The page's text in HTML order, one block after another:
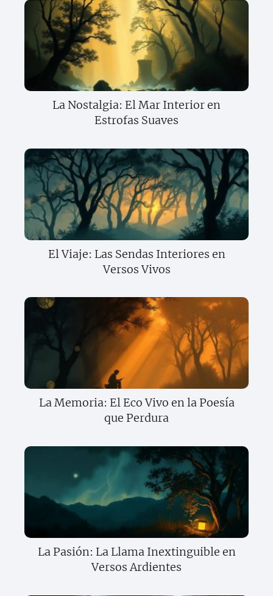
La Nostalgia: El Mar Interior en
Estrofas Suaves
El Viaje: Las Sendas Interiores en
Versos Vivos
La Memoria: El Eco Vivo en la Poesía
que Perdura
La Pasión: La Llama Inextinguible en
Versos Ardientes